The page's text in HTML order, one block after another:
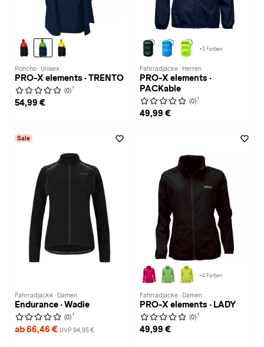
Poncho · Unisex
PRO-X elements · TRENTO
(0) 1
54,99 €
+3 Farben
Fahrradjacke · Herren
PRO-X elements ·
PACKable
(0) 1
49,99 €
Sale
Fahrradjacke · Damen
Endurance · Wadie
(0) 1
ab 66,46 € UVP 94,95 €
+4 Farben
Fahrradjacke · Damen
PRO-X elements · LADY
(0) 1
49,99 €